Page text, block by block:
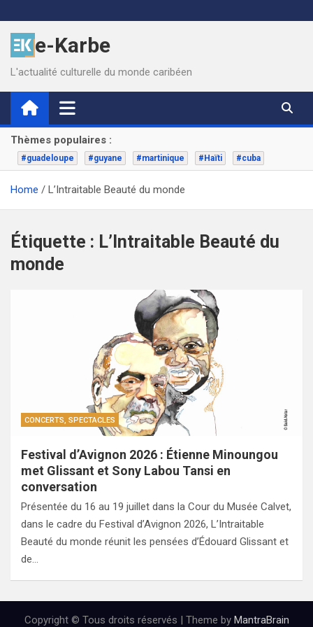
to
contente-Karbe
L'actualité culturelle du monde caribéen
Thèmes populaires :
#guadeloupe #guyane #martinique #Haïti #cuba
Home L’Intraitable Beauté du monde
Étiquette : L’Intraitable Beauté du
monde
CONCERTS, SPECTACLES
Festival d’Avignon 2026 : Étienne Minoungou
met Glissant et Sony Labou Tansi en
conversation
Présentée du 16 au 19 juillet dans la Cour du Musée Calvet,
dans le cadre du Festival d’Avignon 2026, L’Intraitable
Beauté du monde réunit les pensées d’Édouard Glissant et
de…
Copyright © Tous droits réservés | Theme by MantraBrain